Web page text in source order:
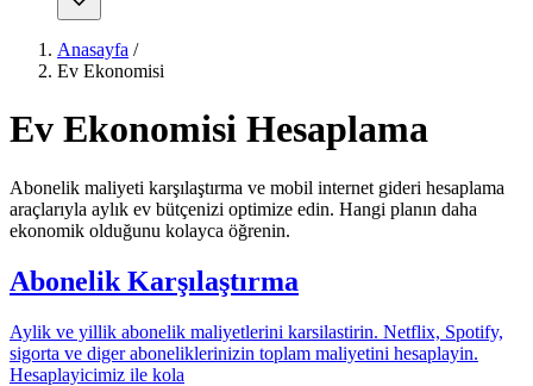
Anasayfa /
Ev Ekonomisi
Ev Ekonomisi Hesaplama
Abonelik maliyeti karşılaştırma ve mobil internet gideri hesaplama
araçlarıyla aylık ev bütçenizi optimize edin. Hangi planın daha
ekonomik olduğunu kolayca öğrenin.
Abonelik Karşılaştırma
Aylik ve yillik abonelik maliyetlerini karsilastirin. Netflix, Spotify,
sigorta ve diger aboneliklerinizin toplam maliyetini hesaplayin.
Hesaplayicimiz ile kola